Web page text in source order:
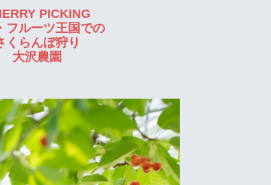
PICKING
フルーツ王国での
くらんぼ狩り
大沢農園